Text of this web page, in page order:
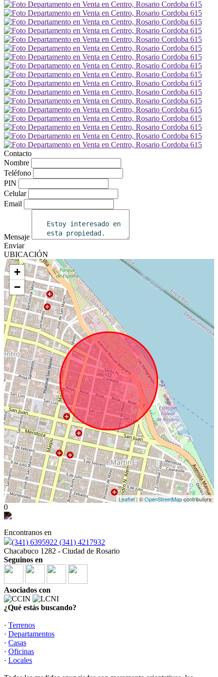
Contacto
Nombre
Teléfono
PIN
Celular
Email
Mensaje
Enviar
UBICACIÓN
+
−
Leaflet| ©OpenStreetMapcontributors
0
Encontranos en
(341) 6395922 (341) 4217932
Chacabuco 1282 - Ciudad de Rosario
Seguinos en
Asociados con
¿Qué estás buscando?
· Terrenos
· Departamentos
· Casas
· Oficinas
· Locales